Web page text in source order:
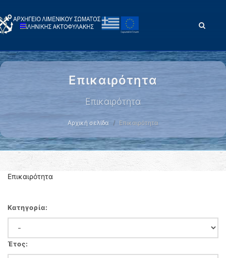
Επικαιρότητα
Επικαιρότητα
Αρχική σελίδα Επικαιρότητα
Επικαιρότητα
Κατηγορία:
Έτος: